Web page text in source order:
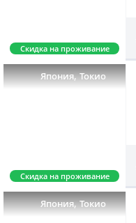
Скидка на проживание
Япония,Токио
Скидка на проживание
Япония,Токио